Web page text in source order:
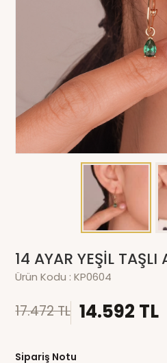
14 AYAR YEŞİL TAŞLI
Ürün Kodu :KP0604
17.472 TL 14.592 TL
Sipariş Notu